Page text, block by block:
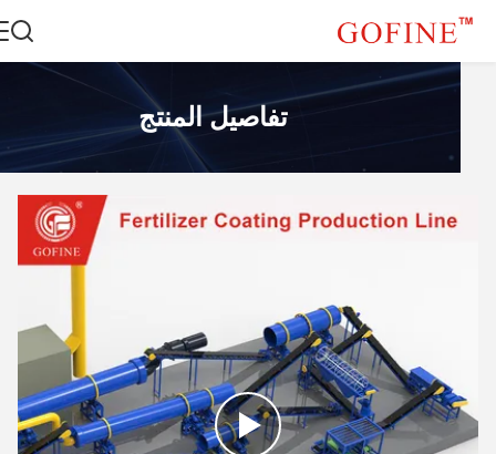
تفاصيل المنتج